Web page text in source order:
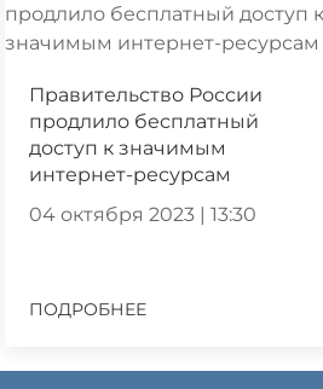
Правительство России
продлило бесплатный
доступ к значимым
интернет-ресурсам
04 октября 2023 | 13:30
ПОДРОБНЕЕ